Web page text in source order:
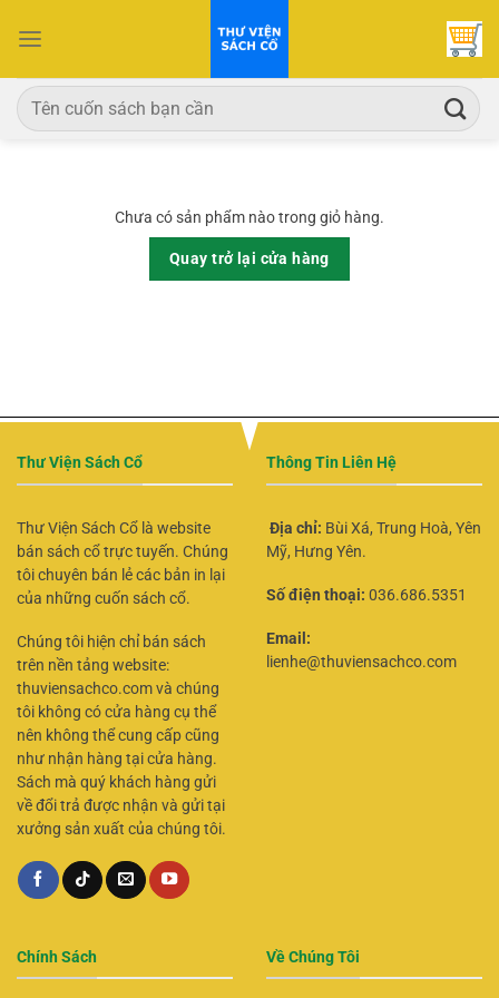
qua
dung
Tìm
kiếm:
Chưa có sản phẩm nào trong giỏ hàng.
Quay trở lại cửa hàng
Thư Viện Sách Cổ
Thư Viện Sách Cổ là website
bán sách cổ trực tuyến. Chúng
tôi chuyên bán lẻ các bản in lại
của những cuốn sách cổ.
Chúng tôi hiện chỉ bán sách
trên nền tảng website:
thuviensachco.com và chúng
tôi không có cửa hàng cụ thể
nên không thể cung cấp cũng
như nhận hàng tại cửa hàng.
Sách mà quý khách hàng gửi
về đổi trả được nhận và gửi tại
xưởng sản xuất của chúng tôi.
Thông Tin Liên Hệ
Địa chỉ: Bùi Xá, Trung Hoà, Yên
Mỹ, Hưng Yên.
Số điện thoại: 036.686.5351
Email:
lienhe@thuviensachco.com
Chính Sách Về Chúng Tôi